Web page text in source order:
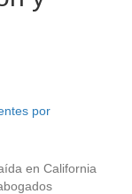
en California